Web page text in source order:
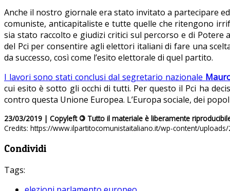
Anche il nostro giornale era stato invitato a partecipare
comuniste, anticapitaliste e tutte quelle che ritengono
sia stato raccolto e giudizi critici sul percorso e di Potere
del Pci per consentire agli elettori italiani di fare una
da successo, così come l’esito elettorale di quel partito.
I lavori sono stati conclusi dal segretario nazionale
cui esito è sotto gli occhi di tutti. Per questo il Pci ha
contro questa Unione Europea. L’Europa sociale, dei
23/03/2019 | Copyleft © Tutto il materiale è liberamente
Credits: https://www.ilpartitocomunistaitaliano.it/wp-content/
Condividi
Tags: